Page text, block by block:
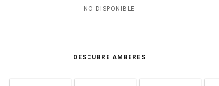
NO DISPONIBLE
DESCUBRE AMBERES